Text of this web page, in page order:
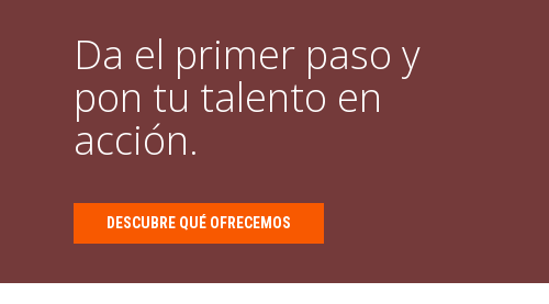
Da el primer paso y
pon tu talento en
acción.
DESCUBRE QUÉ OFRECEMOS